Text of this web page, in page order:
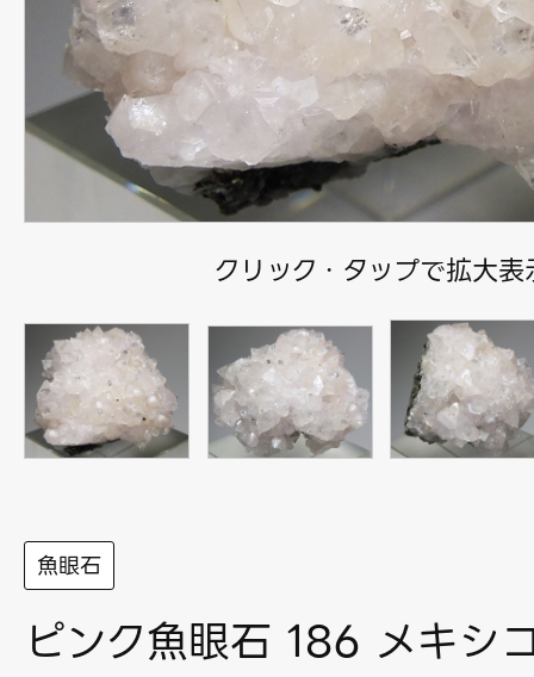
クリック・タップで拡大表
魚眼石
ピンク魚眼石 186 メキシ